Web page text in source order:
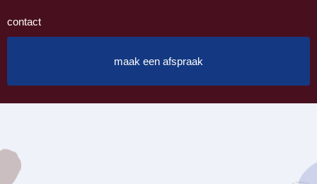
contact
maak een afspraak